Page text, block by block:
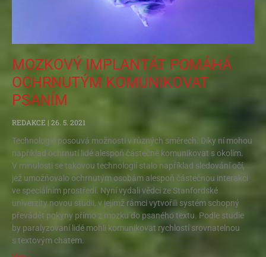
MOZKOVÝ IMPLANTÁT POMÁHÁ
OCHRNUTÝM KOMUNIKOVAT
PSANÍM
REDAKCE
26. 5. 2021
Technologie posouvá možnosti v různých směrech. Díky ní mohou
například ochrnutí lidé alespoň částečně komunikovat s okolím.
V minulosti se takovou technologií stalo například sledování očí,
jež umožňovalo ochrnutým osobám alespoň částečnou interakci
ve speciálním prostředí. Nyní vydali vědci ze Stanfordské
univerzity novou studii, v jejímž rámci vytvořili systém schopný
převádět pokyny přímo z mozku do psaného textu. Podle studie
by paralyzovaní lidé mohli komunikovat rychlostí srovnatelnou
s textovým chatem.